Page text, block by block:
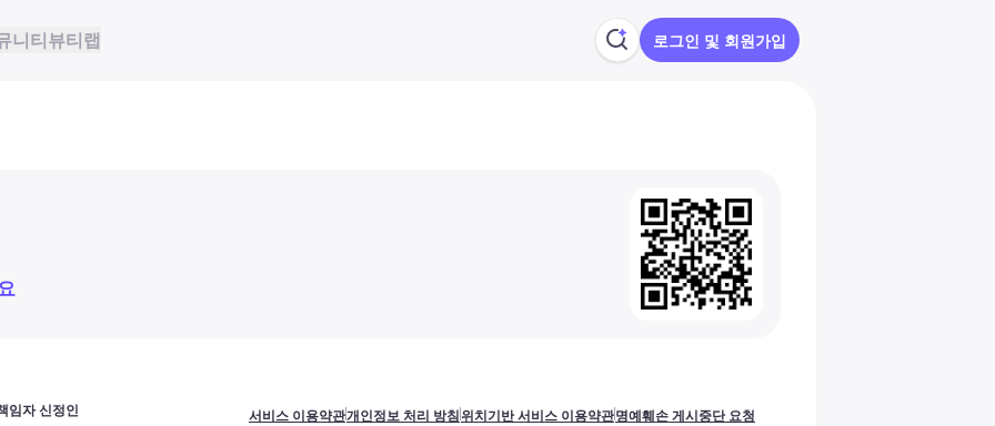
니티뷰티랩 로그인 및 회원가입
임자 신정인
서비스 이용약관개인정보 처리 방침위치기반 서비스 이용약관명예훼손 게시중단 요청